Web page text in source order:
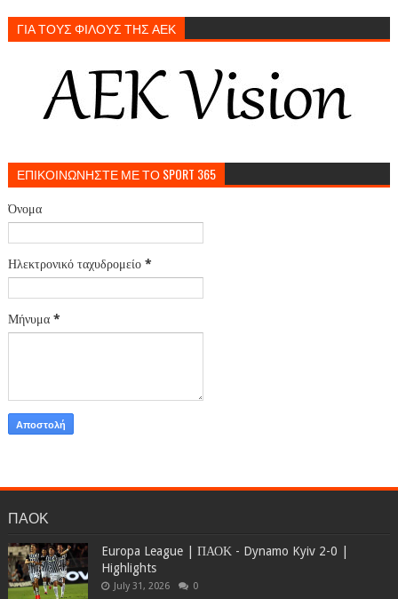
ΓΙΑ ΤΟΥΣ ΦΙΛΟΥΣ ΤΗΣ ΑΕΚ
ΕΠΙΚΟΙΝΩΝΗΣΤΕ ΜΕ ΤΟ SPORT 365
Όνομα
Ηλεκτρονικό ταχυδρομείο *
Μήνυμα *
ΠΑΟΚ
Europa League | ΠΑΟΚ - Dynamo Kyiv 2-0 |
Highlights
July 31, 2026 0